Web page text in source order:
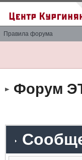
Правила форума
Форум